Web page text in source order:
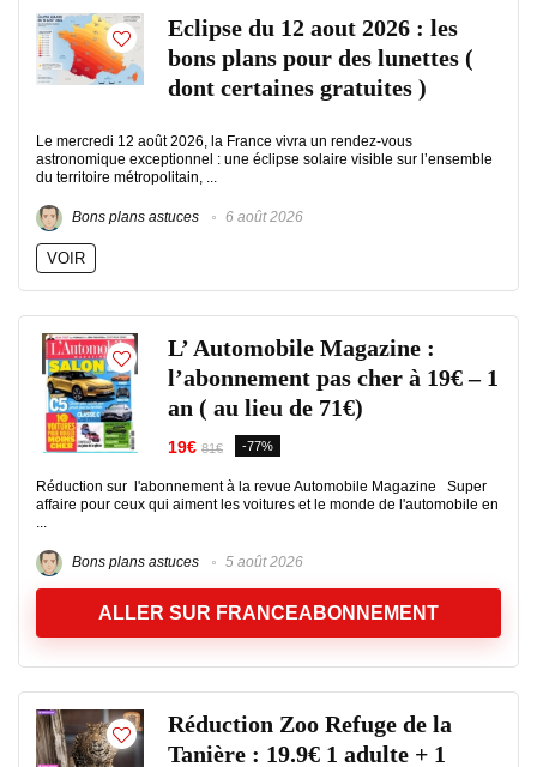
Eclipse du 12 aout 2026 : les
bons plans pour des lunettes (
dont certaines gratuites )
Le mercredi 12 août 2026, la France vivra un rendez-vous
astronomique exceptionnel : une éclipse solaire visible sur l’ensemble
du territoire métropolitain, ...
Bons plans astuces 6 août 2026
VOIR
L’ Automobile Magazine :
l’abonnement pas cher à 19€ – 1
an ( au lieu de 71€)
19€ 81€ -77%
Réduction sur l'abonnement à la revue Automobile Magazine Super
affaire pour ceux qui aiment les voitures et le monde de l'automobile en
...
Bons plans astuces 5 août 2026
ALLER SUR FRANCEABONNEMENT
Réduction Zoo Refuge de la
Tanière : 19.9€ 1 adulte + 1